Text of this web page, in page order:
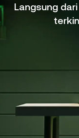
Langsung